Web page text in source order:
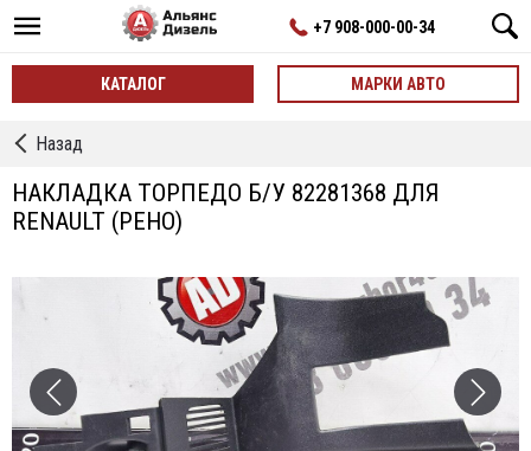
+7 908-000-00-34
КАТАЛОГ МАРКИ АВТО
←
кабины
б/
у
Назад
НАКЛАДКА ТОРПЕДО Б/У 82281368 ДЛЯ
RENAULT (РЕНО)